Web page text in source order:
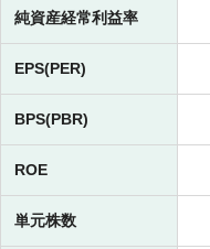
純資産経常利益率
EPS(PER)
BPS(PBR)
ROE
単元株数